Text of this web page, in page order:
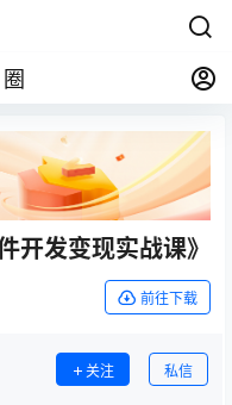
开发变现实战课》
前往下载
关注 私信